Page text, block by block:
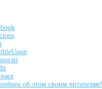
об этом своим читателям!